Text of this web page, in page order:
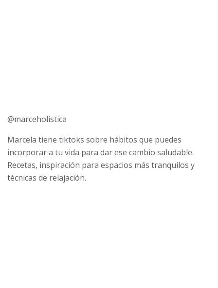
@marceholistica
Marcela tiene tiktoks sobre hábitos que puedes
incorporar a tu vida para dar ese cambio saludable.
Recetas, inspiración para espacios más tranquilos y
técnicas de relajación.